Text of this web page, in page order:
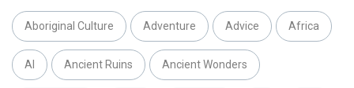
Aboriginal Culture Adventure Advice Africa
AI Ancient Ruins Ancient Wonders